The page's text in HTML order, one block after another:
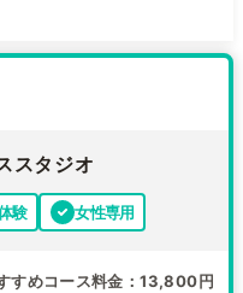
スタジオ
験 女性専用
すめコース料金 13,800円